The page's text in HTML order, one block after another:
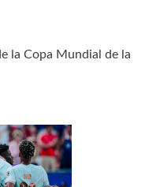
la Copa Mundial de la